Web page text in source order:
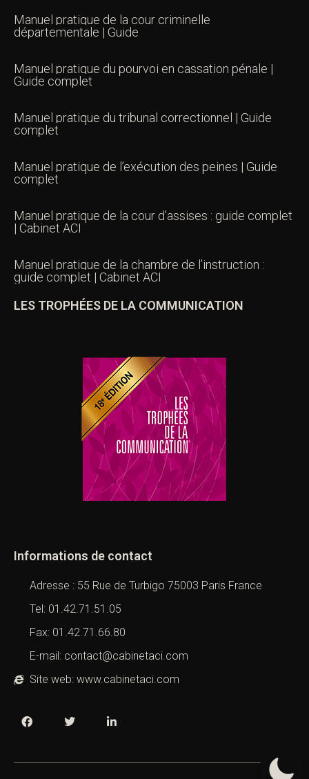
Manuel pratique de la cour criminelle
départementale | Guide
Manuel pratique du pourvoi en cassation pénale |
Guide complet
Manuel pratique du tribunal correctionnel | Guide
complet
Manuel pratique de l’exécution des peines | Guide
complet
Manuel pratique de la cour d’assises : guide complet
| Cabinet ACI
Manuel pratique de la chambre de l’instruction :
guide complet | Cabinet ACI
LES TROPHÉES DE LA COMMUNICATION
Informations de contact
Adresse : 55 Rue de Turbigo 75003 Paris France
Tel: 01.42.71.51.05
Fax: 01.42.71.66.80
E-mail: contact@cabinetaci.com
Site web: www.cabinetaci.com